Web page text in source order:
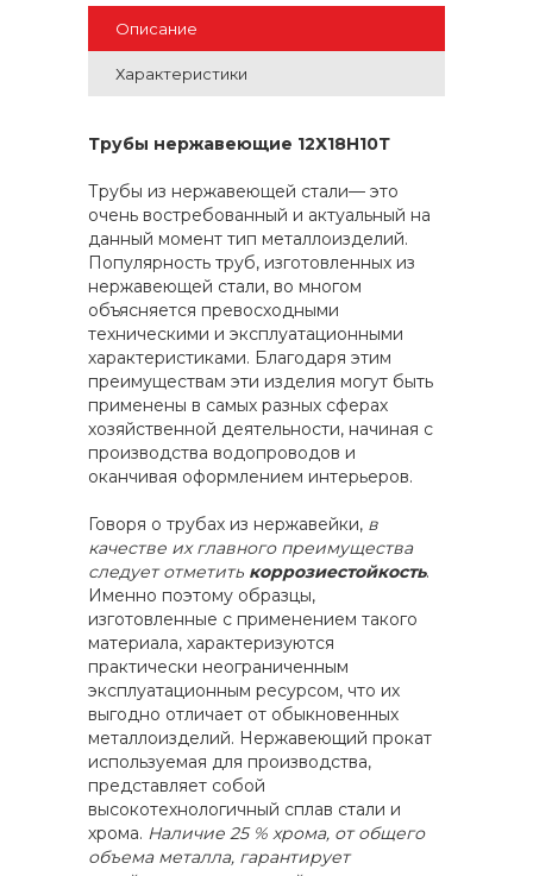
Описание
Характеристики
Трубы нержавеющие 12Х18Н10Т
Трубы из нержавеющей стали— это
очень востребованный и актуальный на
данный момент тип металлоизделий.
Популярность труб, изготовленных из
нержавеющей стали, во многом
объясняется превосходными
техническими и эксплуатационными
характеристиками. Благодаря этим
преимуществам эти изделия могут быть
применены в самых разных сферах
хозяйственной деятельности, начиная с
производства водопроводов и
оканчивая оформлением интерьеров.
Говоря о трубах из нержавейки, в
качестве их главного преимущества
следует отметить коррозиестойкость.
Именно поэтому образцы,
изготовленные с применением такого
материала, характеризуются
практически неограниченным
эксплуатационным ресурсом, что их
выгодно отличает от обыкновенных
металлоизделий. Нержавеющий прокат
используемая для производства,
представляет собой
высокотехнологичный сплав стали и
хрома. Наличие 25 % хрома, от общего
объема металла, гарантирует